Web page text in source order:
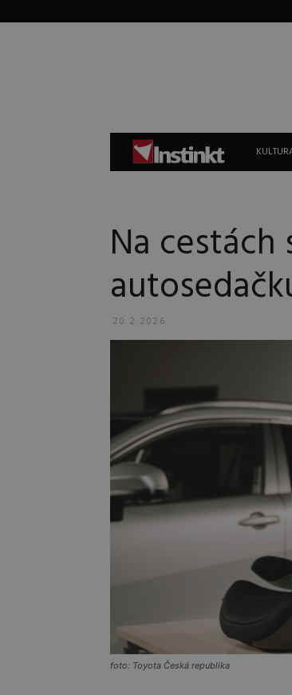
Instinkt
Na
20.2.2026
foto: Toyota Česká republika